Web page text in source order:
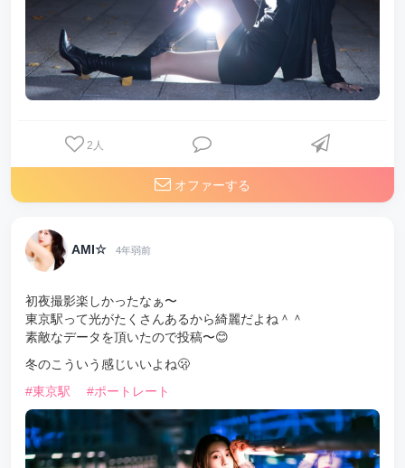
2 人
オファーする
AMI☆ 4年弱前
初夜撮影楽しかったなぁ〜
東京駅って光がたくさんあるから綺麗だよね＾＾
素敵なデータを頂いたので投稿〜😊
冬のこういう感じいいよね🫢
#東京駅
#ポートレート